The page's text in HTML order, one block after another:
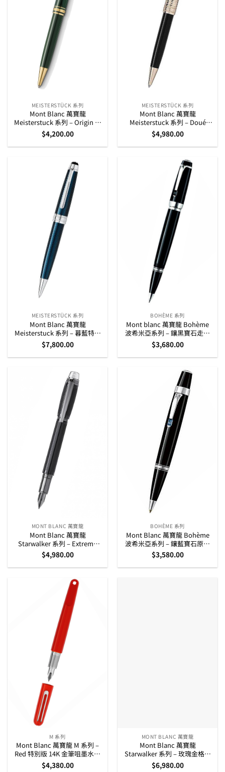
MEISTERSTÜCK 系列
Mont Blanc 萬寶龍
Meisterstuck 系列 – Origin 特
別版暗綠色金夾原子筆
(131344)
$4,200.00
MEISTERSTÜCK 系列
Mont Blanc 萬寶龍
Meisterstuck 系列 – Doué
Geometry 鍍玫瑰金立體幾何
圖案 原子筆 (118095)
$4,980.00
MEISTERSTÜCK 系列
Mont Blanc 萬寶龍
Meisterstuck 系列 – 暮藍特別
版 Midsize 中粗原子筆
(112891)
$7,800.00
BOHÈME 系列
Mont blanc 萬寶龍 Bohème
波希米亞系列 – 鑲黑寶石走珠
筆 (25310)
$3,680.00
MONT BLANC 萬寶龍
Mont Blanc 萬寶龍
Starwalker 系列 – Extreme
14K 金筆咀墨水筆 (111286)
$4,980.00
BOHÈME 系列
Mont Blanc 萬寶龍 Bohème
波希米亞系列 – 鑲藍寶石原子
筆 (25230)
$3,580.00
M 系列
Mont Blanc 萬寶龍 M 系列 –
Red 特別版 14K 金筆咀墨水筆
(118643)
$4,380.00
MONT BLANC 萬寶龍
Mont Blanc 萬寶龍
Starwalker 系列 – 玫瑰金格子
紋走珠筆 (106868)
$6,980.00